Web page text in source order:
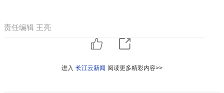
责任编辑 王亮
进入 长江云新闻 阅读更多精彩内容>>